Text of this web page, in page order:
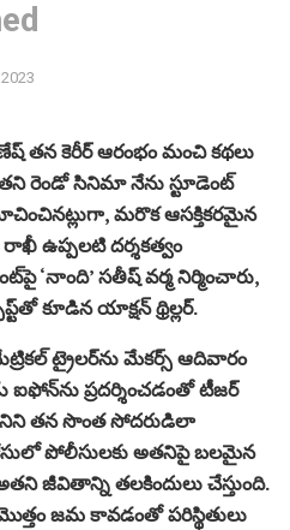
తన కెరీర్ ఆరంభం మంచి కథలు
రెండో సినిమా నేను స్టూడెంట్
మరొక ఆసక్తికరమైన
ఉప్పలటి దర్శకత్వం
‘నాంది’ సతీష్ వర్మ నిర్మించారు,
కూడిన యాక్షన్ థ్రిల్లర్.
ట్రైలర్‌ను మేకర్స్ ఆదివారం
ప్రదర్శించడంతో టీజర్
తన సొంత సోదరుడిలా
పోలీసులకు అతనిపై బలమైన
జీవితాన్ని తలకిందులు చేస్తుంది.
జమ కావడంతో పరిస్థితులు